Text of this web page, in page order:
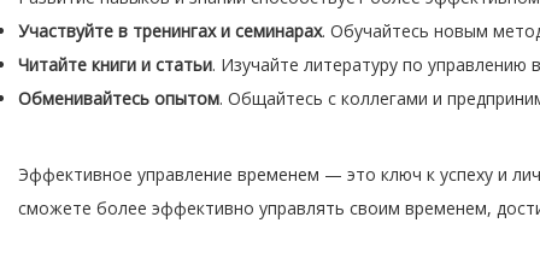
Участвуйте в тренингах и семинарах. Обучайтесь новым
Читайте книги и статьи. Изучайте литературу по управлению
Обменивайтесь опытом. Общайтесь с коллегами и
Эффективное управление временем — это ключ к успеху и
сможете более эффективно управлять своим временем,